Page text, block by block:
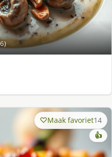
Maak favoriet14
👍